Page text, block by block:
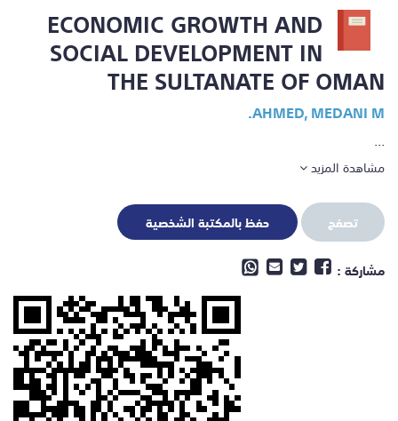
ECONOMIC GROWTH AND
SOCIAL DEVELOPMENT IN
THE SULTANATE OF OMAN
AHMED, MEDANI M.
...
مشاهدة المزيد
تصفح حفظ بالمكتبة الشخصية
مشاركة :